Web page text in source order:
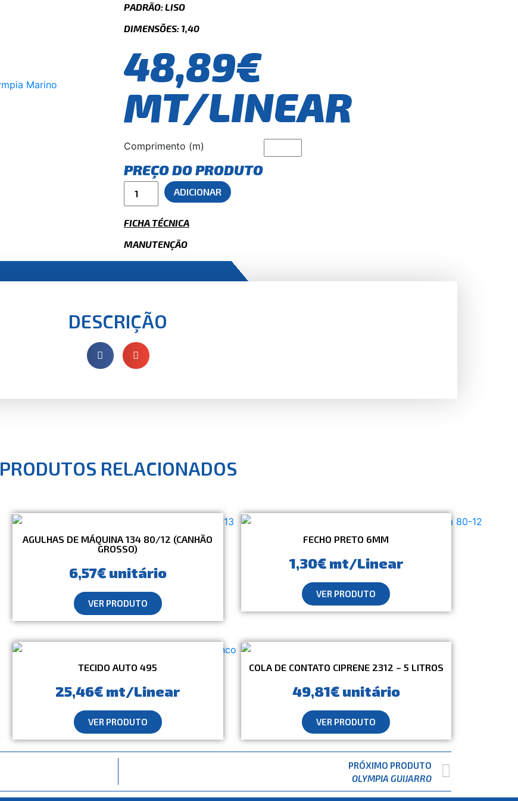
PADRÃO: LISO
DIMENSÕES: 1,40
48,89€
MT/LINEAR
Comprimento (m)
PREÇO DO PRODUTO
ADICIONAR
FICHA TÉCNICA
MANUTENÇÃO
DESCRIÇÃO
PRODUTOS RELACIONADOS
AGULHAS DE MÁQUINA 134 80/12 (CANHÃO
GROSSO)
6,57€ unitário
VER PRODUTO
FECHO PRETO 6MM
1,30€ mt/Linear
VER PRODUTO
TECIDO AUTO 495
25,46€ mt/Linear
VER PRODUTO
COLA DE CONTATO CIPRENE 2312 – 5 LITROS
49,81€ unitário
VER PRODUTO
PRÓXIMO PRODUTO
OLYMPIA GUIJARRO